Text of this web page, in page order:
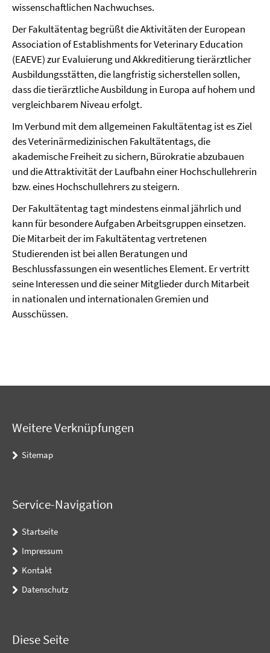
wissenschaftlichen Nachwuchses.
Der Fakultätentag begrüßt die Aktivitäten der European
Association of Establishments for Veterinary Education
(EAEVE) zur Evaluierung und Akkreditierung tierärztlicher
Ausbildungsstätten, die langfristig sicherstellen sollen,
dass die tierärztliche Ausbildung in Europa auf hohem und
vergleichbarem Niveau erfolgt.
Im Verbund mit dem allgemeinen Fakultätentag ist es Ziel
des Veterinärmedizinischen Fakultätentags, die
akademische Freiheit zu sichern, Bürokratie abzubauen
und die Attraktivität der Laufbahn einer Hochschullehrerin
bzw. eines Hochschullehrers zu steigern.
Der Fakultätentag tagt mindestens einmal jährlich und
kann für besondere Aufgaben Arbeitsgruppen einsetzen.
Die Mitarbeit der im Fakultätentag vertretenen
Studierenden ist bei allen Beratungen und
Beschlussfassungen ein wesentliches Element. Er vertritt
seine Interessen und die seiner Mitglieder durch Mitarbeit
in nationalen und internationalen Gremien und
Ausschüssen.
Weitere Verknüpfungen
Sitemap
Service-Navigation
Startseite
Impressum
Kontakt
Datenschutz
Diese Seite